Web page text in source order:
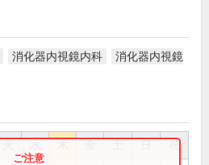
消化器内視鏡内科
消化器内視鏡
祝